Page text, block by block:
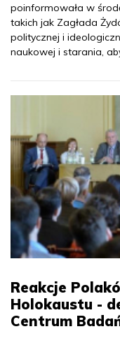
poinformowała w
takich jak Zagłada
politycznej i
naukowej i starania,
Reakcje
Holokaustu -
Centrum